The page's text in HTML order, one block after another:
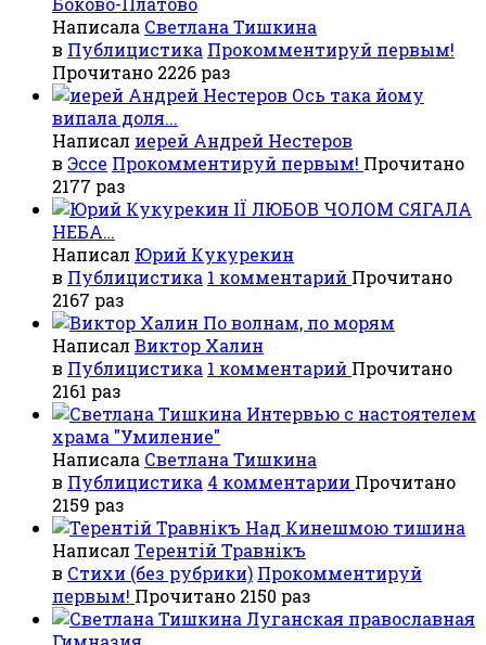
Написала Светлана Тишкина
в Публицистика Прокомментируй первым!
Прочитано 2226 раз
Ось така йому
випала доля...
Написал иерей Андрей Нестеров
в Эссе Прокомментируй первым! Прочитано
2177 раз
ІЇ ЛЮБОВ ЧОЛОМ СЯГАЛА
НЕБА…
Написал Юрий Кукурекин
в Публицистика 1 комментарий Прочитано
2167 раз
По волнам, по морям
Написал Виктор Халин
в Публицистика 1 комментарий Прочитано
2161 раз
Интервью с настоятелем
храма "Умиление"
Написала Светлана Тишкина
в Публицистика 4 комментарии Прочитано
2159 раз
Над Кинешмою тишина
Написал Терентiй Травнiкъ
в Стихи (без рубрики) Прокомментируй
первым! Прочитано 2150 раз
Луганская православная